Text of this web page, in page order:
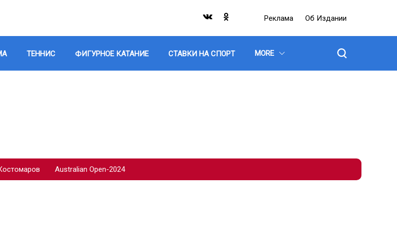
Реклама Об Издании
ТЕННИС ФИГУРНОЕ КАТАНИЕ СТАВКИ НА СПОРТ MORE
Australian Open-2024